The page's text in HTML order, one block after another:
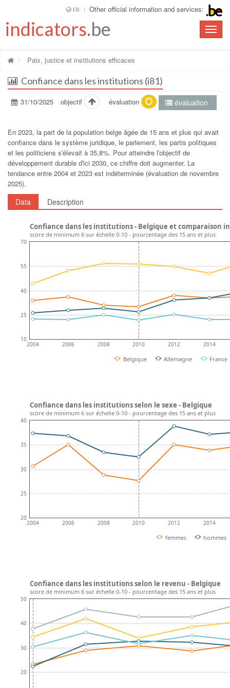
FR Other official information and services:
Toggle
indicators.be
Paix, justice et institutions efficaces
Confiance dans les institutions (i81)
31/10/2025 objectif évaluation évaluation
En 2023, la part de la population belge âgée de 15 ans et plus qui avait
confiance dans le système juridique, le parlement, les partis politiques
et les politiciens sʹélevait à 35,8%. Pour atteindre lʹobjectif de
développement durable dʹici 2030, ce chiffre doit augmenter. La
tendance entre 2004 et 2023 est indéterminée (évaluation de novembre
2025).
Data Description
2004 2006 2008 2010 2012 2014
10
25
40
55
70
Belgique Allemagne France
Confiance dans les institutions - Belgique et comparaison
score de minimum 6 sur échelle 0-10 - pourcentage des 15 ans et plus
2004 2006 2008 2010 2012 2014
20
25
30
35
40
femmes hommes
Confiance dans les institutions selon le sexe - Belgique
score de minimum 6 sur échelle 0-10 - pourcentage des 15 ans et plus
20
30
40
50
Confiance dans les institutions selon le revenu - Belgique
score de minimum 6 sur échelle 0-10 - pourcentage des 15 ans et plus